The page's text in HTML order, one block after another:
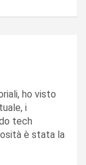
ho visto
i
tech
è stata la